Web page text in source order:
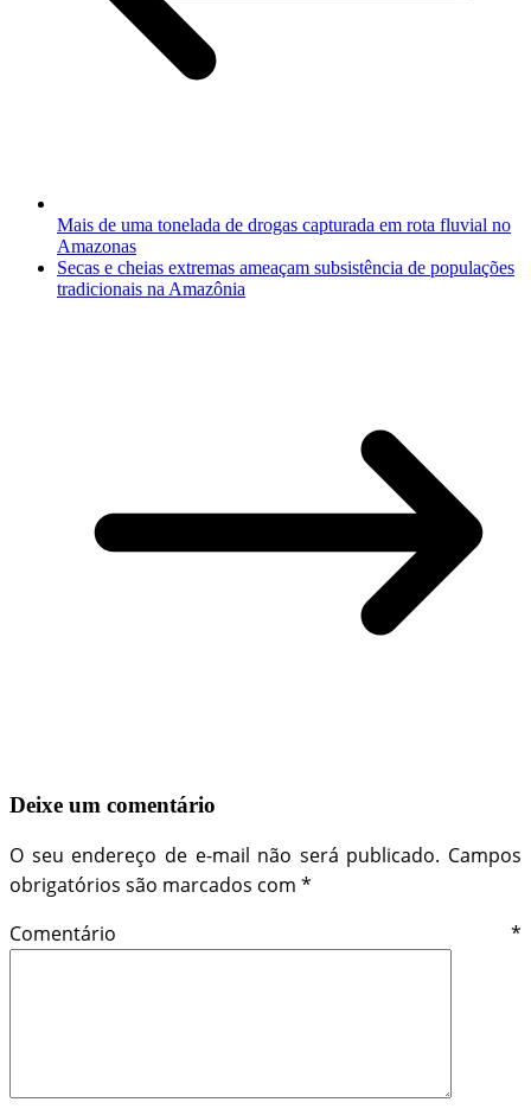
Mais de uma tonelada de drogas capturada em rota fluvial no
Amazonas
Secas e cheias extremas ameaçam subsistência de populações
tradicionais na Amazônia
Deixe um comentário
O seu endereço de e-mail não será publicado. Campos
obrigatórios são marcados com *
Comentário *